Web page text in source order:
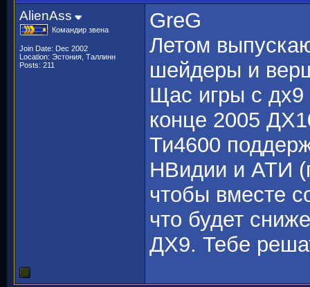
AlienAss
Командир звена
Join Date: Dec 2002
Location: Эстония, Таллинн
Posts: 211
GreG
Летом
шейдеры и
Щас игры с дх9
конце 2005
Ти4600
НВидии и АТИ
чтобы вместе
что будет
ДХ9. Тебе